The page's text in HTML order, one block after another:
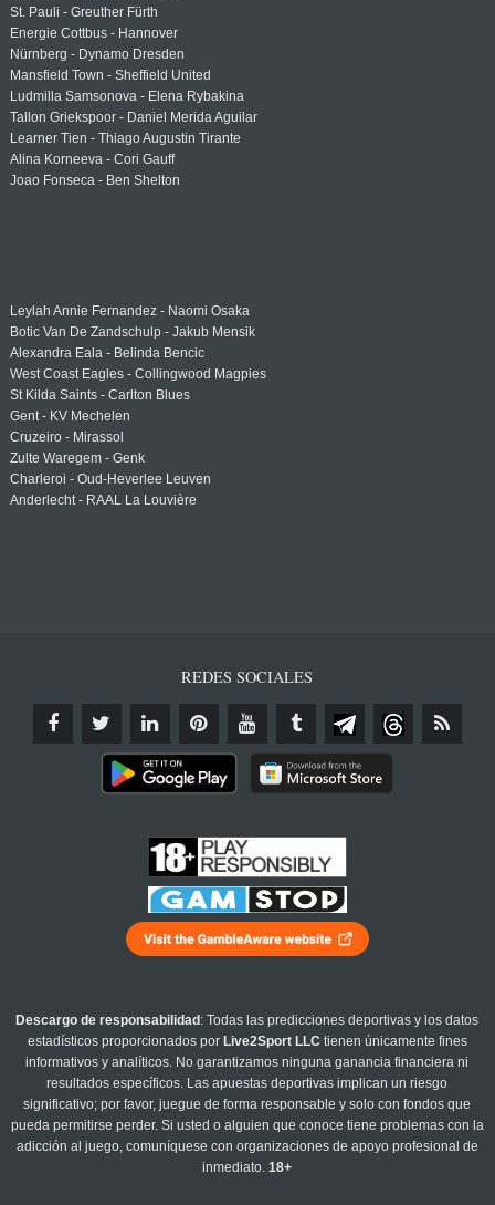
St. Pauli - Greuther Fürth
Energie Cottbus - Hannover
Nürnberg - Dynamo Dresden
Mansfield Town - Sheffield United
Ludmilla Samsonova - Elena Rybakina
Tallon Griekspoor - Daniel Merida Aguilar
Learner Tien - Thiago Augustin Tirante
Alina Korneeva - Cori Gauff
Joao Fonseca - Ben Shelton
Leylah Annie Fernandez - Naomi Osaka
Botic Van De Zandschulp - Jakub Mensik
Alexandra Eala - Belinda Bencic
West Coast Eagles - Collingwood Magpies
St Kilda Saints - Carlton Blues
Gent - KV Mechelen
Cruzeiro - Mirassol
Zulte Waregem - Genk
Charleroi - Oud-Heverlee Leuven
Anderlecht - RAAL La Louvière
REDES SOCIALES
Descargo de responsabilidad : Todas las predicciones deportivas y los datos
estadísticos proporcionados por Live2Sport LLC tienen únicamente fines
informativos y analíticos. No garantizamos ninguna ganancia financiera ni
resultados específicos. Las apuestas deportivas implican un riesgo
significativo; por favor, juegue de forma responsable y solo con fondos que
pueda permitirse perder. Si usted o alguien que conoce tiene problemas con la
adicción al juego, comuníquese con organizaciones de apoyo profesional de
inmediato.18+